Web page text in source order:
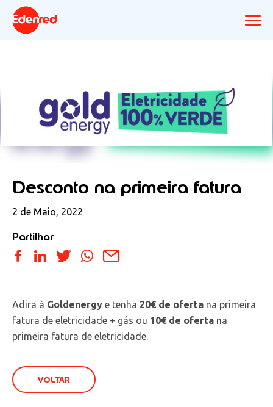
Desconto na primeira fatura
2 de Maio, 2022
Partilhar
Adira à Goldenergy e tenha 20€ de oferta na primeira
fatura de eletricidade + gás ou 10€ de oferta na
primeira fatura de eletricidade.
VOLTAR